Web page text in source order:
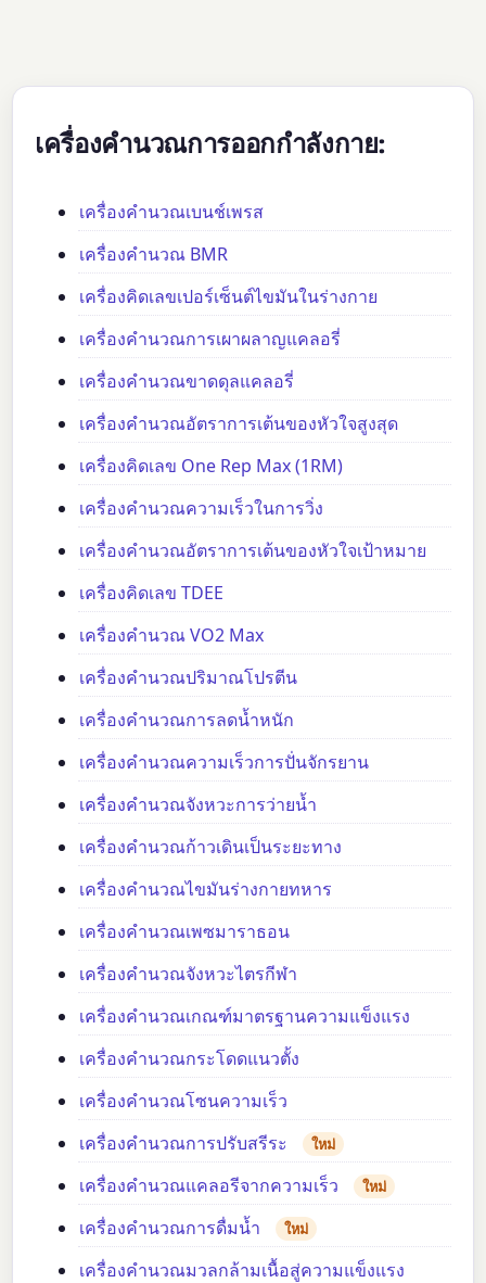
เครื่องคำนวณการออกกำลังกาย:
เครื่องคำนวณเบนช์เพรส
เครื่องคำนวณ BMR
เครื่องคิดเลขเปอร์เซ็นต์ไขมันในร่างกาย
เครื่องคำนวณการเผาผลาญแคลอรี่
เครื่องคำนวณขาดดุลแคลอรี่
เครื่องคำนวณอัตราการเต้นของหัวใจสูงสุด
เครื่องคิดเลข One Rep Max (1RM)
เครื่องคำนวณความเร็วในการวิ่ง
เครื่องคำนวณอัตราการเต้นของหัวใจเป้าหมาย
เครื่องคิดเลข TDEE
เครื่องคำนวณ VO2 Max
เครื่องคำนวณปริมาณโปรตีน
เครื่องคำนวณการลดน้ำหนัก
เครื่องคำนวณความเร็วการปั่นจักรยาน
เครื่องคำนวณจังหวะการว่ายน้ำ
เครื่องคำนวณก้าวเดินเป็นระยะทาง
เครื่องคำนวณไขมันร่างกายทหาร
เครื่องคำนวณเพซมาราธอน
เครื่องคำนวณจังหวะไตรกีฬา
เครื่องคำนวณเกณฑ์มาตรฐานความแข็งแรง
เครื่องคำนวณกระโดดแนวตั้ง
เครื่องคำนวณโซนความเร็ว
เครื่องคำนวณการปรับสรีระ
ใหม่
เครื่องคำนวณแคลอรีจากความเร็ว ใหม่
เครื่องคำนวณการดื่มน้ำ ใหม่
เครื่องคำนวณมวลกล้ามเนื้อสู่ความแข็งแรง